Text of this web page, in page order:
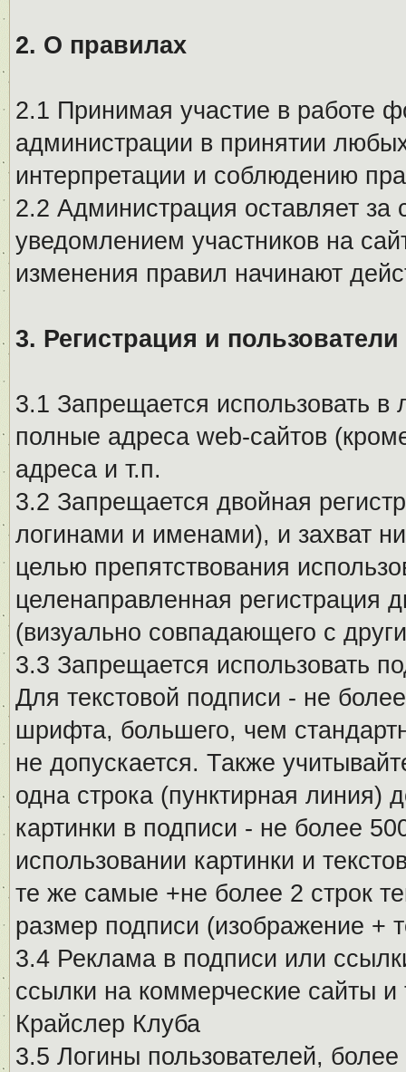
2. О правилах
2.1 Принимая участие в работе
администрации в принятии
интерпретации и соблюдению
2.2 Администрация оставляет
уведомлением участников на
изменения правил начинают
3. Регистрация и пользователи
3.1 Запрещается использовать
полные адреса web-сайтов
адреса и т.п.
3.2 Запрещается двойная
логинами и именами), и захват
целью препятствования
целенаправленная регистрация
(визуально совпадающего с
3.3 Запрещается использовать
Для текстовой подписи - не
шрифта, большего, чем
не допускается. Также
одна строка (пунктирная линия)
картинки в подписи - не более
использовании картинки и
те же самые +не более 2 строк
размер подписи (изображение +
3.4 Реклама в подписи или
ссылки на коммерческие сайты
Крайслер Клуба
3.5 Логины пользователей,